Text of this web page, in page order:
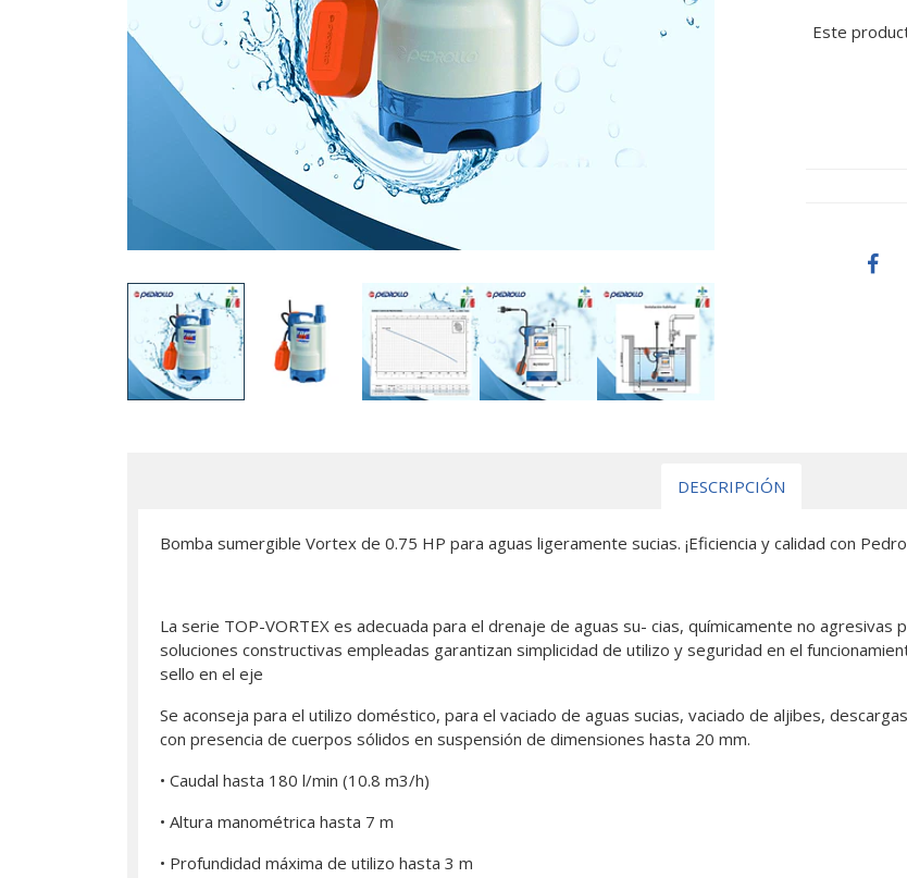
Este
DESCRIPCIÓN
Bomba sumergible Vortex de 0.75 HP para aguas ligeramente sucias. ¡Eficiencia y calidad con
La serie TOP-VORTEX es adecuada para el drenaje de aguas su- cias, químicamente no
soluciones constructivas empleadas garantizan simplicidad de utilizo y seguridad en el
sello en el eje
Se aconseja para el utilizo doméstico, para el vaciado de aguas sucias, vaciado de aljibes,
con presencia de cuerpos sólidos en suspensión de dimensiones hasta 20 mm.
• Caudal hasta 180 l/min (10.8 m3/h)
• Altura manométrica hasta 7 m
• Profundidad máxima de utilizo hasta 3 m